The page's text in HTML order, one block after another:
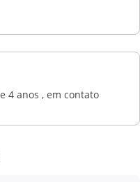
4 anos , em contato